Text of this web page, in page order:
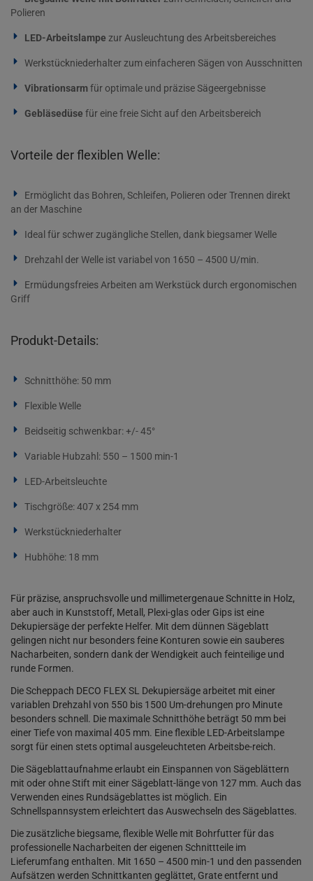
Polieren
LED-Arbeitslampe zur Ausleuchtung des Arbeitsbereiches
Werkstückniederhalter zum einfacheren Sägen von Ausschnitten
Vibrationsarmfür optimale und präzise Sägeergebnisse
Gebläsedüse für eine freie Sicht auf den Arbeitsbereich
Vorteile der flexiblen Welle:
Ermöglicht das Bohren, Schleifen, Polieren oder Trennen direkt
an der Maschine
Ideal für schwer zugängliche Stellen, dank biegsamer Welle
Drehzahl der Welle ist variabel von 1650 – 4500 U/min.
Ermüdungsfreies Arbeiten am Werkstück durch ergonomischen
Griff
Produkt-Details:
Schnitthöhe: 50 mm
Flexible Welle
Beidseitig schwenkbar: +/- 45°
Variable Hubzahl: 550 – 1500 min-1
LED-Arbeitsleuchte
Tischgröße: 407 x 254 mm
Werkstückniederhalter
Hubhöhe: 18 mm
Für präzise, anspruchsvolle und millimetergenaue Schnitte in Holz,
aber auch in Kunststoff, Metall, Plexi-glas oder Gips ist eine
Dekupiersäge der perfekte Helfer. Mit dem dünnen Sägeblatt
gelingen nicht nur besonders feine Konturen sowie ein sauberes
Nacharbeiten, sondern dank der Wendigkeit auch feinteilige und
runde Formen.
Die Scheppach DECO FLEX SL Dekupiersäge arbeitet mit einer
variablen Drehzahl von 550 bis 1500 Um-drehungen pro Minute
besonders schnell. Die maximale Schnitthöhe beträgt 50 mm bei
einer Tiefe von maximal 405 mm. Eine flexible LED-Arbeitslampe
sorgt für einen stets optimal ausgeleuchteten Arbeitsbe-reich.
Die Sägeblattaufnahme erlaubt ein Einspannen von Sägeblättern
mit oder ohne Stift mit einer Sägeblatt-länge von 127 mm. Auch das
Verwenden eines Rundsägeblattes ist möglich. Ein
Schnellspannsystem erleichtert das Auswechseln des Sägeblattes.
Die zusätzliche biegsame, flexible Welle mit Bohrfutter für das
professionelle Nacharbeiten der eigenen Schnittteile im
Lieferumfang enthalten. Mit 1650 – 4500 min-1 und den passenden
Aufsätzen werden Schnittkanten geglättet, Grate entfernt und